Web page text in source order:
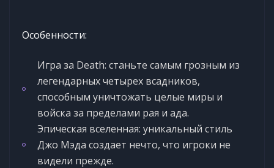
Особенности:
Игра за Death: станьте самым грозным из
легендарных четырех всадников,
способным уничтожать целые миры и
войска за пределами рая и ада.
Эпическая вселенная: уникальный стиль
Джо Мэда создает нечто, что игроки не
видели прежде.